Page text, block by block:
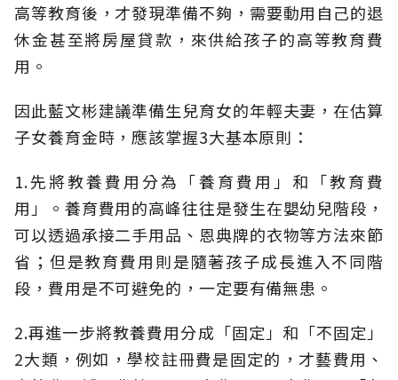
高等教育後，才發現準備不夠，需要動用自己的退
休金甚至將房屋貸款，來供給孩子的高等教育費
用。
因此藍文彬建議準備生兒育女的年輕夫妻，在估算
子女養育金時，應該掌握3大基本原則：
1.先將教養費用分為「養育費用」和「教育費
用」。養育費用的高峰往往是發生在嬰幼兒階段，
可以透過承接二手用品、恩典牌的衣物等方法來節
省；但是教育費用則是隨著孩子成長進入不同階
段，費用是不可避免的，一定要有備無患。
2.再進一步將教養費用分成「固定」和「不固定」
2大類，例如，學校註冊費是固定的，才藝費用、